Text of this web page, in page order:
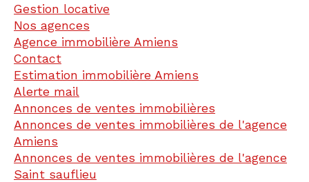
Gestion locative
Nos agences
Agence immobilière Amiens
Contact
Estimation immobilière Amiens
Alerte mail
Annonces de ventes immobilières
Annonces de ventes immobilières de l'agence
Amiens
Annonces de ventes immobilières de l'agence
Saint sauflieu